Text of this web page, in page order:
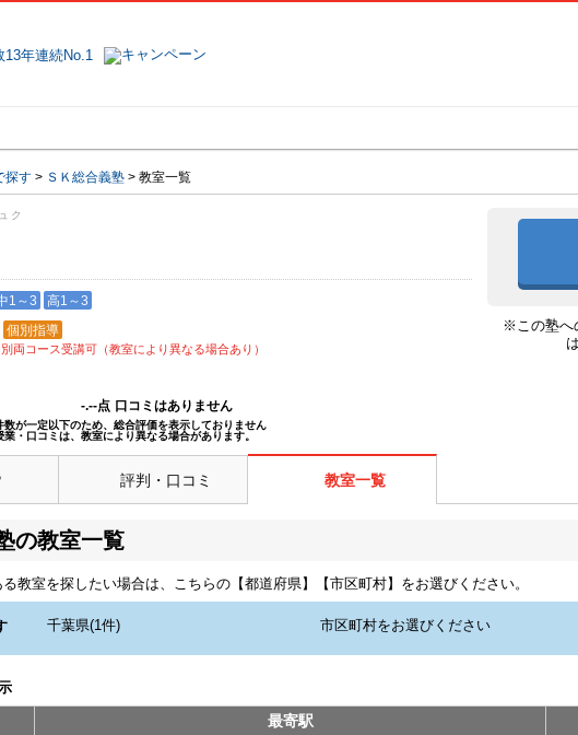
探す > ＳＫ総合義塾 > 教室一覧
ュク
1～3 高1～3
個別指導
両コース受講可（教室により異なる場合あり）
-.--点 口コミはありません
が一定以下のため、総合評価を表示しておりません
・口コミは、教室により異なる場合があります。
※この塾へ
評判・口コミ 教室一覧
の教室一覧
教室を探したい場合は、こちらの【都道府県】【市区町村】をお選びください。
最寄駅